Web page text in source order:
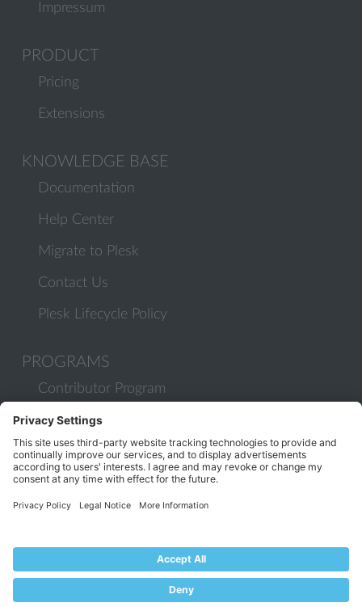
Impressum
PRODUCT
Pricing
Extensions
KNOWLEDGE BASE
Documentation
Help Center
Migrate to Plesk
Contact Us
Plesk Lifecycle Policy
PROGRAMS
Contributor Program
Partner Program
COMMUNITY